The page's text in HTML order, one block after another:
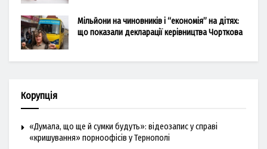
Мільйони на чиновників і “економія” на дітях:
що показали декларації керівництва Чорткова
Корупція
«Думала, що ще й сумки будуть»: відеозапис у справі
«кришування» порноофісів у Тернополі